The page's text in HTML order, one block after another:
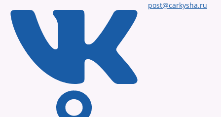
post@carkysha.ru